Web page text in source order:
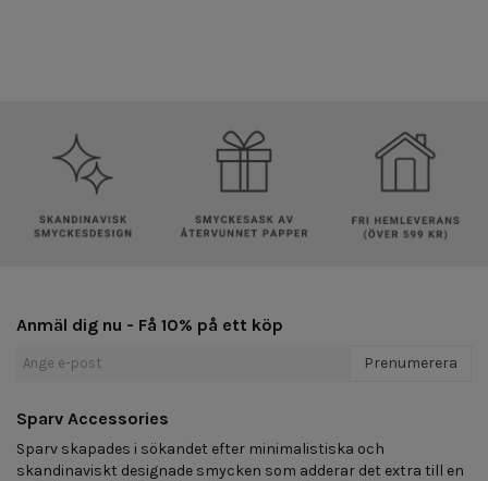
Anmäl dig nu - Få 10% på ett köp
Prenumerera
Sparv Accessories
Sparv skapades i sökandet efter minimalistiska och
skandinaviskt designade smycken som adderar det extra till en